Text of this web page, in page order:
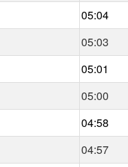
05:04
05:03
05:01
05:00
04:58
04:57